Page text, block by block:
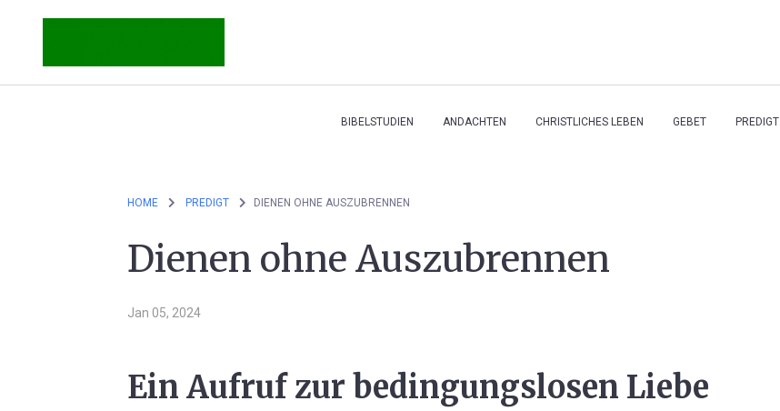
BIBELSTUDIEN ANDACHTEN CHRISTLICHES LEBEN GEBET PREDIGT
HOME PREDIGT DIENEN OHNE AUSZUBRENNEN
Dienen ohne Auszubrennen
Jan 05, 2024
Ein Aufruf zur bedingungslosen Liebe